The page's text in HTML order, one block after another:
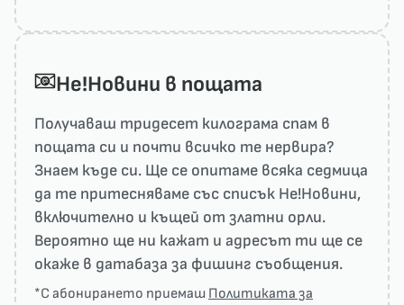
He!Новини в пощата
Получаваш тридесет килограма спам в
пощата си и почти всичко те нервира?
Знаем къде си. Ще се опитаме всяка седмица
да те притесняваме със списък He!Новини,
включително и къщей от златни орли.
Вероятно ще ни кажат и адресът ти ще се
окаже в датабаза за фишинг съобщения.
*С абонирането приемаш Политиката за